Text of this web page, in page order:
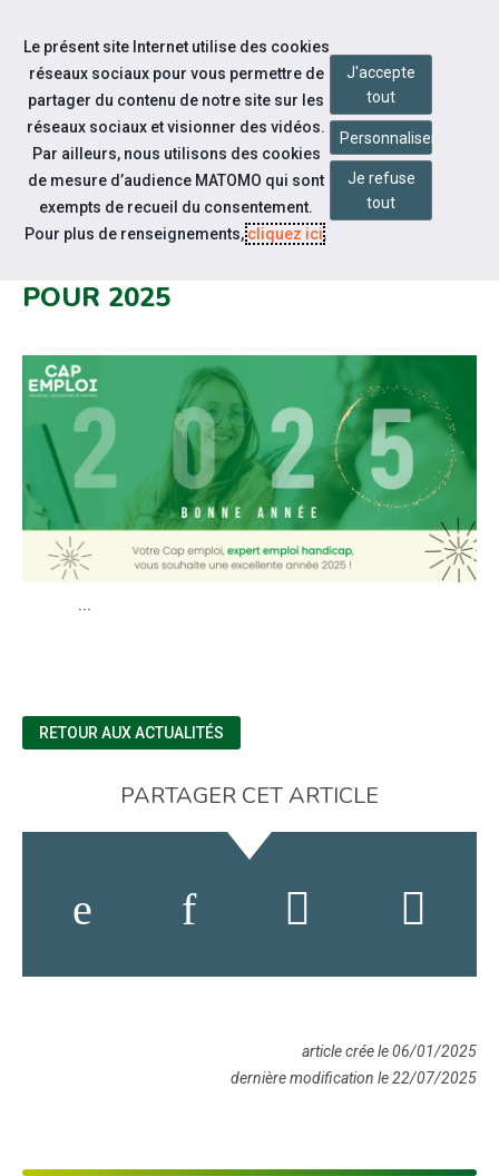
Aller au contenu
Notre actualité
L'ÉQUIPE CAP EMPLOI 84 VOUS
POUR 2025
...
RETOUR AUX ACTUALITÉS
PARTAGER CET ARTICLE
article crée le 06/01/2025
dernière modification le 22/07/2025
Le présent site Internet utilise des cookies
réseaux sociaux pour vous permettre de
partager du contenu de notre site sur les
réseaux sociaux et visionner des vidéos.
Par ailleurs, nous utilisons des cookies
de mesure d’audience MATOMO qui sont
exempts de recueil du consentement.
Pour plus de renseignements,cliquez ici.
J'accepte
tout
Personnaliser
Je refuse
tout